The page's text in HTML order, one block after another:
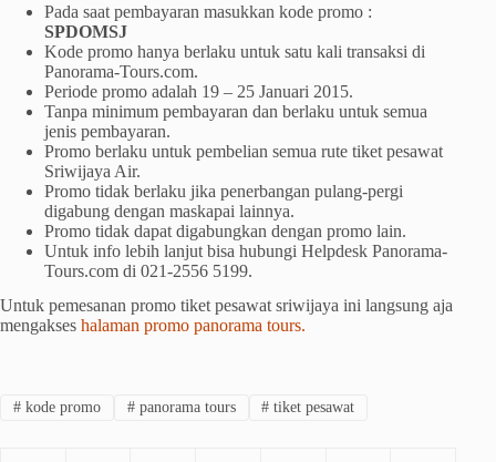
Pada saat pembayaran masukkan kode promo :
SPDOMSJ
Kode promo hanya berlaku untuk satu kali transaksi di
Panorama-Tours.com.
Periode promo adalah 19 – 25 Januari 2015.
Tanpa minimum pembayaran dan berlaku untuk semua
jenis pembayaran.
Promo berlaku untuk pembelian semua rute tiket pesawat
Sriwijaya Air.
Promo tidak berlaku jika penerbangan pulang-pergi
digabung dengan maskapai lainnya.
Promo tidak dapat digabungkan dengan promo lain.
Untuk info lebih lanjut bisa hubungi Helpdesk Panorama-
Tours.com di 021-2556 5199.
Untuk pemesanan promo tiket pesawat sriwijaya ini langsung aja
mengakses halaman promo panorama tours.
#kode promo #panorama tours # tiket pesawat